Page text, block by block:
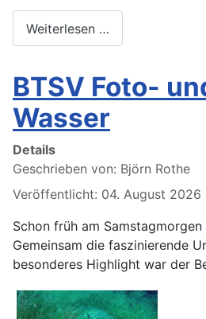
Weiterlesen …
BTSV Foto-
Wasser
Details
Geschrieben von: Björn Rothe
Veröffentlicht: 04. August 2026
Schon früh am
Gemeinsam die faszinierende
besonderes Highlight war der